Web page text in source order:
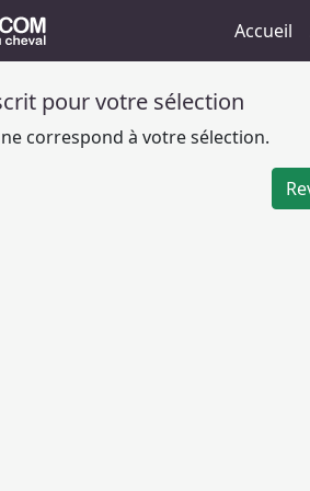
Accueil
pour votre sélection
correspond à votre sélection.